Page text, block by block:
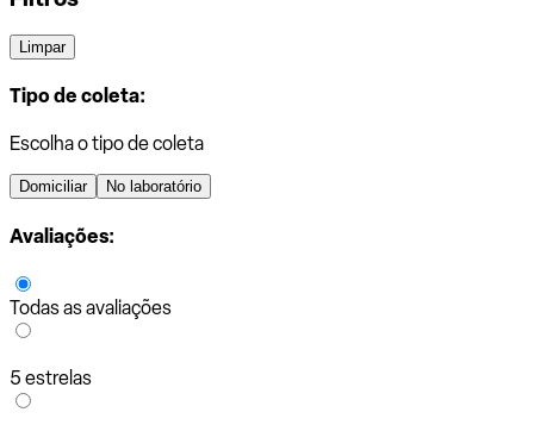
Limpar
Tipo de coleta:
Escolha o tipo de coleta
Domiciliar No laboratório
Avaliações:
Todas as avaliações
5 estrelas